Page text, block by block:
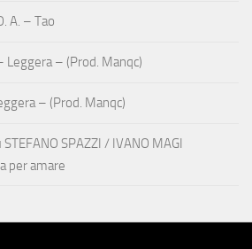
A. – Tao
Leggera – (Prod. Manqc)
– (Prod. Manqc)
STEFANO SPAZZI / IVANO MAGI
per amare